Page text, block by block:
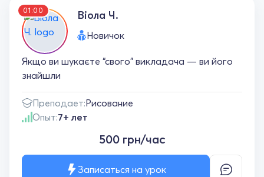
01:00 Віола Ч.
Новичок
Якщо ви шукаєте “свого” викладача — ви його
знайшли
Преподает:Рисование
Опыт:7+ лет
500 грн/час
Записаться на урок